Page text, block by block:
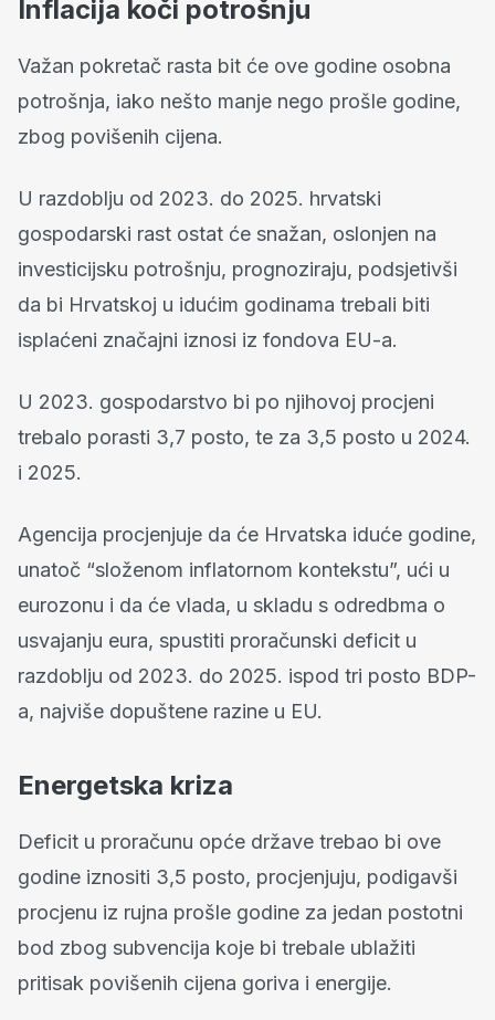
Inflacija koči potrošnju
Važan pokretač rasta bit će ove godine osobna
potrošnja, iako nešto manje nego prošle godine,
zbog povišenih cijena.
U razdoblju od 2023. do 2025. hrvatski
gospodarski rast ostat će snažan, oslonjen na
investicijsku potrošnju, prognoziraju, podsjetivši
da bi Hrvatskoj u idućim godinama trebali biti
isplaćeni značajni iznosi iz fondova EU-a.
U 2023. gospodarstvo bi po njihovoj procjeni
trebalo porasti 3,7 posto, te za 3,5 posto u 2024.
i 2025.
Agencija procjenjuje da će Hrvatska iduće godine,
unatoč “složenom inflatornom kontekstu”, ući u
eurozonu i da će vlada, u skladu s odredbma o
usvajanju eura, spustiti proračunski deficit u
razdoblju od 2023. do 2025. ispod tri posto BDP-
a, najviše dopuštene razine u EU.
Energetska kriza
Deficit u proračunu opće države trebao bi ove
godine iznositi 3,5 posto, procjenjuju, podigavši
procjenu iz rujna prošle godine za jedan postotni
bod zbog subvencija koje bi trebale ublažiti
pritisak povišenih cijena goriva i energije.